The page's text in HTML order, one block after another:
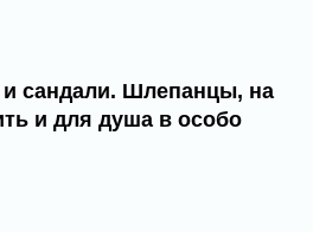
сандали. Шлепанцы, на
и для душа в особо